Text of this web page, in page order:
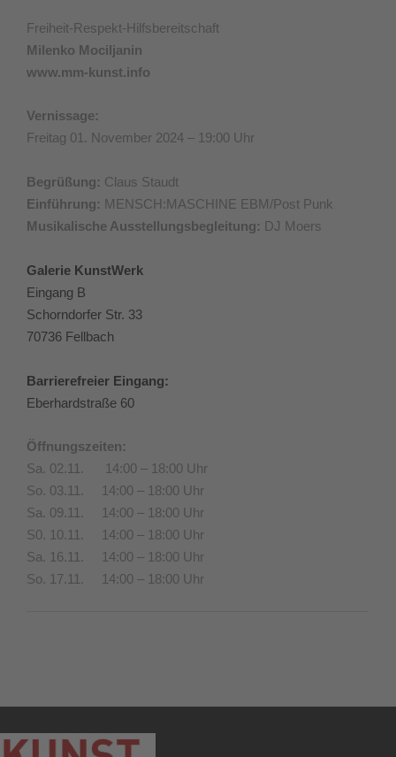
Freiheit-Respekt-Hilfsbereitschaft
Milenko Mociljanin
www.mm-kunst.info
Vernissage:
Freitag 01. November 2024 – 19:00 Uhr
Begrüßung: Claus Staudt
Einführung: MENSCH:MASCHINE EBM/Post Punk
Musikalische Ausstellungsbegleitung: DJ Moers
Galerie KunstWerk
Eingang B
Schorndorfer Str. 33
70736 Fellbach
Barrierefreier Eingang:
Eberhardstraße 60
Öffnungszeiten:
Sa. 02.11. 14:00 – 18:00 Uhr
So. 03.11. 14:00 – 18:00 Uhr
Sa. 09.11. 14:00 – 18:00 Uhr
S0. 10.11. 14:00 – 18:00 Uhr
Sa. 16.11. 14:00 – 18:00 Uhr
So. 17.11. 14:00 – 18:00 Uhr